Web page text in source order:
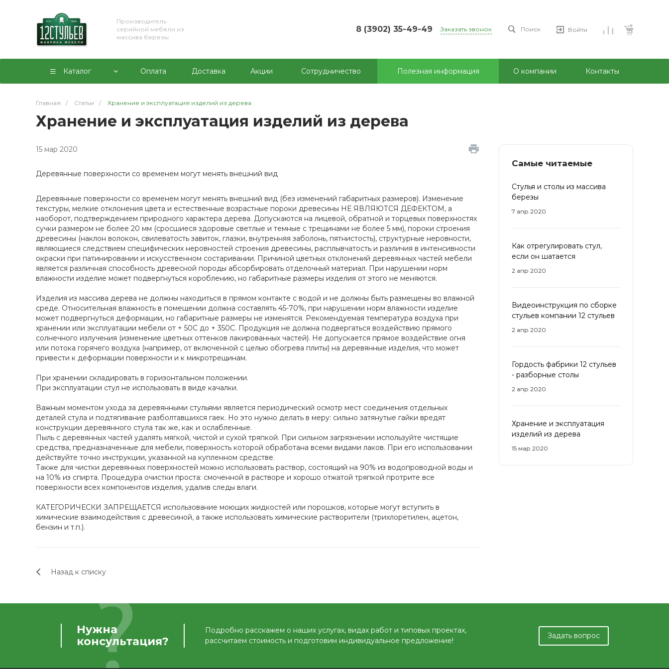
Производитель
серийной мебели из
массива березы
8 (3902) 35-49-49 Заказать звонок Поиск Войти
Каталог Оплата Доставка Акции Сотрудничество Полезная информация О компании Контакты
Главная / Статьи / Хранение и эксплуатация изделий из дерева
Хранение и эксплуатация изделий из дерева
Самые читаемые
Стулья и столы из массива
березы
7 апр 2020
Как отрегулировать стул,
если он шатается
2 апр 2020
Видеоинструкция по сборке
стульев компании 12 стульев
2 апр 2020
Гордость фабрики 12 стульев
- разборные столы
2 апр 2020
Хранение и эксплуатация
изделий из дерева
15 мар 2020
15 мар 2020
Деревянные поверхности со временем могут менять внешний вид
Деревянные поверхности со временем могут менять внешний вид (без изменений габаритных размеров). Изменение
текстуры, мелкие отклонения цвета и естественные возрастные пороки древесины НЕ ЯВЛЯЮТСЯ ДЕФЕКТОМ, а
наоборот, подтверждением природного характера дерева. Допускаются на лицевой, обратной и торцевых поверхностях
сучки размером не более 20 мм (сросшиеся здоровые светлые и темные с трещинами не более 5 мм), пороки строения
древесины (наклон волокон, свилеватость завиток, глазки, внутренняя заболонь, пятнистость), структурные неровности,
являющиеся следствием специфических неровностей строения древесины, расплывчатость и различия в интенсивности
окраски при патинировании и искусственном состаривании. Причиной цветных отклонений деревянных частей мебели
является различная способность древесной породы абсорбировать отделочный материал. При нарушении норм
влажности изделие может подвергнуться короблению, но габаритные размеры изделия от этого не меняются.
Изделия из массива дерева не должны находиться в прямом контакте с водой и не должны быть размещены во влажной
среде. Относительная влажность в помещении должна составлять 45-70%, при нарушении норм влажности изделие
может подвергнуться деформации, но габаритные размеры не изменятся. Рекомендуемая температура воздуха при
хранении или эксплуатации мебели от + 50С до + 350С. Продукция не должна подвергаться воздействию прямого
солнечного излучения (изменение цветных оттенков лакированных частей). Не допускается прямое воздействие огня
или потока горячего воздуха (например, от включенной с целью обогрева плиты) на деревянные изделия, что может
привести к деформации поверхности и к микротрещинам.
При хранении складировать в горизонтальном положении.
При эксплуатации стул не использовать в виде качалки.
Важным моментом ухода за деревянными стульями является периодический осмотр мест соединения отдельных
деталей стула и подтягивание разболтавшихся гаек. Но это нужно делать в меру: сильно затянутые гайки вредят
конструкции деревянного стула так же, как и ослабленные.
Пыль с деревянных частей удалять мягкой, чистой и сухой тряпкой. При сильном загрязнении используйте чистящие
средства, предназначенные для мебели, поверхность которой обработана всеми видами лаков. При его использовании
действуйте точно инструкции, указанной на купленном средстве.
Также для чистки деревянных поверхностей можно использовать раствор, состоящий на 90% из водопроводной воды и
на 10% из спирта. Процедура очистки проста: смоченной в растворе и хорошо отжатой тряпкой протрите все
поверхности всех компонентов изделия, удалив следы влаги.
КАТЕГОРИЧЕСКИ ЗАПРЕЩАЕТСЯ использование моющих жидкостей или порошков, которые могут вступить в
химические взаимодействия с древесиной, а также использовать химические растворители (трихлоретилен, ацетон,
бензин и т.п.).
Назад к списку
Нужна
консультация?
Подробно расскажем о наших услугах, видах работ и типовых проектах,
рассчитаем стоимость и подготовим индивидуальное предложение!
Задать вопрос